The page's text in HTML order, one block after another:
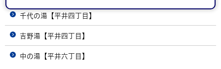
千代の湯【平井四丁目】
吉野湯【平井四丁目】
中の湯【平井六丁目】